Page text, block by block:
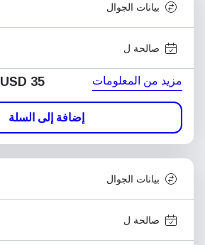
بيانات الجوال
صالحة ل
مزيد من المعلومات USD 35
إضافة إلى السلة
بيانات الجوال
صالحة ل